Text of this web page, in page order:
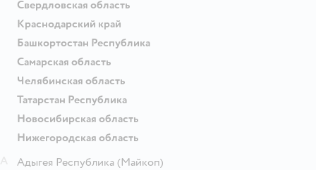
Свердловская область
Краснодарский край
Башкортостан Республика
Самарская область
Челябинская область
Татарстан Республика
Новосибирская область
Нижегородская область
Адыгея Республика (Майкоп)